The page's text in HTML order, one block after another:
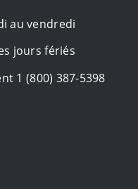
au vendredi
jours fériés
1 (800) 387-5398